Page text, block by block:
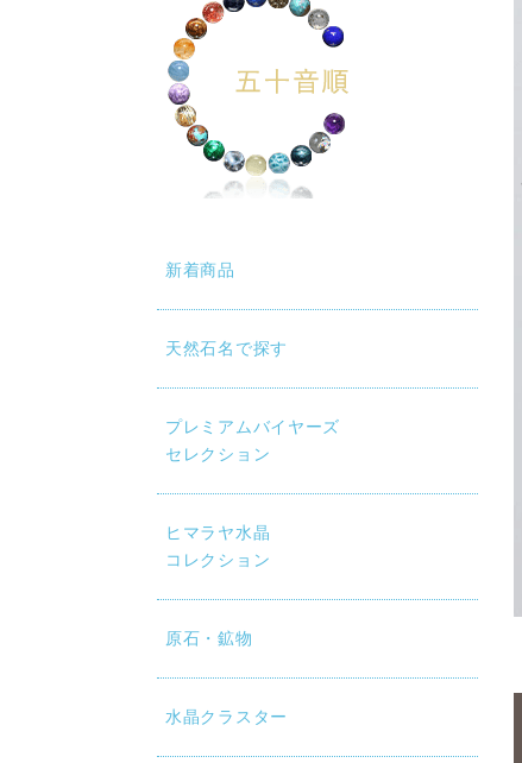
新着商品
天然石名で探す
プレミアムバイヤーズ
セレクション
ヒマラヤ水晶
コレクション
原石・鉱物
水晶クラスター